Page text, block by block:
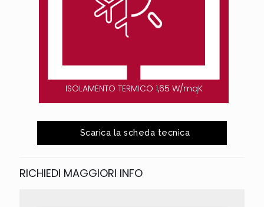
ISOLAMENTO TERMICO 1,65 W/mqK
Scarica la scheda tecnica
RICHIEDI MAGGIORI INFO